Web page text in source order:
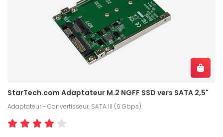
StarTech.com Adaptateur M.2 NGFF SSD vers SATA 2,5"
Adaptateur - Convertisseur, SATA III (6 Gbps)